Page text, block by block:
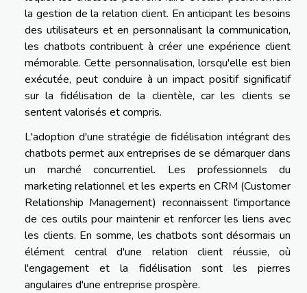
la gestion de la relation client. En anticipant les besoins
des utilisateurs et en personnalisant la communication,
les chatbots contribuent à créer une expérience client
mémorable. Cette personnalisation, lorsqu'elle est bien
exécutée, peut conduire à un impact positif significatif
sur la fidélisation de la clientèle, car les clients se
sentent valorisés et compris.
L'adoption d'une stratégie de fidélisation intégrant des
chatbots permet aux entreprises de se démarquer dans
un marché concurrentiel. Les professionnels du
marketing relationnel et les experts en CRM (Customer
Relationship Management) reconnaissent l'importance
de ces outils pour maintenir et renforcer les liens avec
les clients. En somme, les chatbots sont désormais un
élément central d'une relation client réussie, où
l'engagement et la fidélisation sont les pierres
angulaires d'une entreprise prospère.